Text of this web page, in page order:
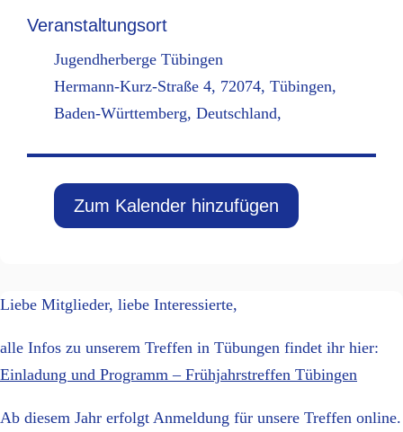
Veranstaltungsort
Jugendherberge Tübingen
Hermann-Kurz-Straße 4, 72074, Tübingen,
Baden-Württemberg, Deutschland,
Zum Kalender hinzufügen
Liebe Mitglieder, liebe Interessierte,
alle Infos zu unserem Treffen in Tübungen findet ihr hier:
Einladung und Programm – Frühjahrstreffen Tübingen
Ab diesem Jahr erfolgt Anmeldung für unsere Treffen online.